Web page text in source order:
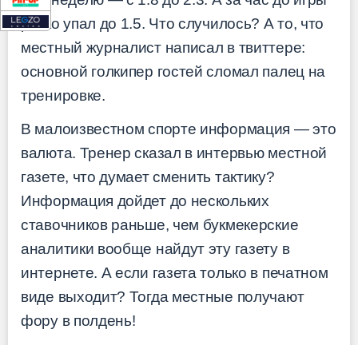
резко упал до 1.5. Что случилось? А то, что
местный журналист написал в твиттере:
основной голкипер гостей сломал палец на
тренировке.
В малоизвестном спорте информация — это
валюта. Тренер сказал в интервью местной
газете, что думает сменить тактику?
Информация дойдет до нескольких
ставочников раньше, чем букмекерские
аналитики вообще найдут эту газету в
интернете. А если газета только в печатном
виде выходит? Тогда местные получают
фору в полдень!